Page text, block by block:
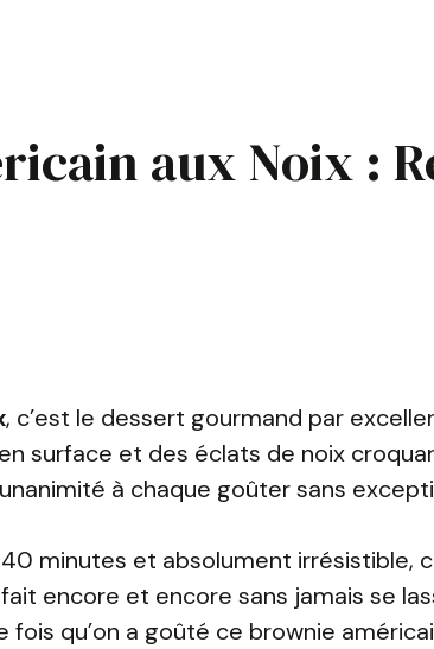
aux Noix :
, c’est le dessert gourmand par
surface et des éclats de noix
à chaque goûter sans
minutes et absolument irrésistible,
encore et encore sans jamais se
fois qu’on a goûté ce brownie